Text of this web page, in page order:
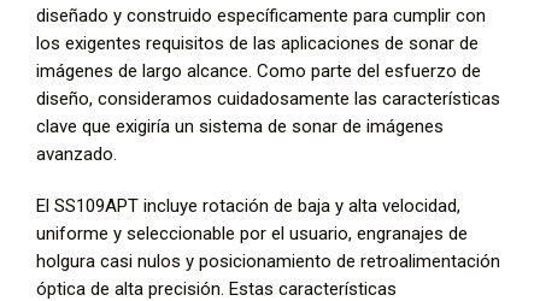
diseñado y construido específicamente para cumplir con
los exigentes requisitos de las aplicaciones de sonar de
imágenes de largo alcance. Como parte del esfuerzo de
diseño, consideramos cuidadosamente las características
clave que exigiría un sistema de sonar de imágenes
avanzado.
El SS109APT incluye rotación de baja y alta velocidad,
uniforme y seleccionable por el usuario, engranajes de
holgura casi nulos y posicionamiento de retroalimentación
óptica de alta precisión. Estas características